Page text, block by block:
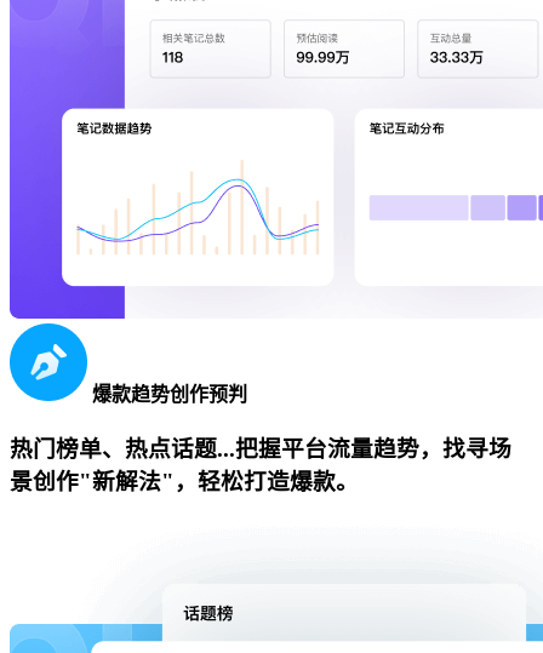
爆款趋势创作预判
热门榜单、热点话题...把握平台流量趋势，找寻场
景创作"新解法"，轻松打造爆款。